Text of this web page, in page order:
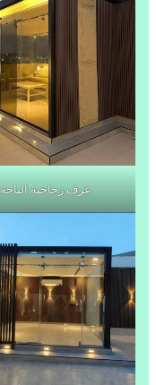
غرف زجاجية الباحة